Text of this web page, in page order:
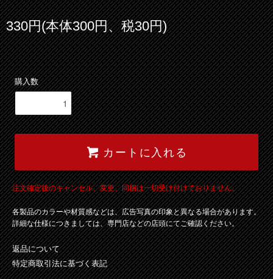
330円(本体300円、税30円)
購入数
カートに入れる
注文確定後のキャンセル、変更、同梱は一切受け付けておりません。
各製品のカラーや材質感などは、広告写真の印象と異なる場合があります。
詳細な仕様につきましては、専門店などの店頭にてご確認ください。
返品について
特定商取引法に基づく表記